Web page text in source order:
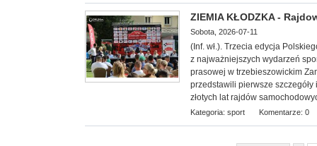
ZIEMIA KŁODZKA -
Sobota, 2026-07-11
(Inf. wł.). Trzecia edycja
z najważniejszych wydarzeń
prasowej w trzebieszowickim
przedstawili pierwsze
złotych lat rajdów
Kategoria: sport Komentarze: 0